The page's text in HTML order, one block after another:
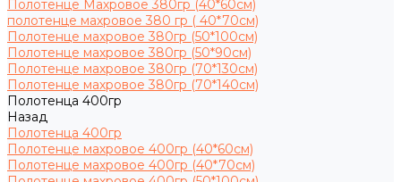
Полотенце Махровое 380гр (40*60см)
полотенце махровое 380 гр ( 40*70см)
Полотенце махровое 380гр (50*100см)
Полотенце махровое 380гр (50*90см)
Полотенце махровое 380гр (70*130см)
Полотенце махровое 380гр (70*140см)
Полотенца 400гр
Назад
Полотенца 400гр
Полотенце махровое 400гр (40*60см)
Полотенце махровое 400гр (40*70см)